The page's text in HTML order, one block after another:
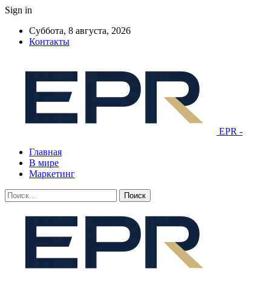
Sign in
Суббота, 8 августа, 2026
Контакты
EPR -
Главная
В мире
Маркетинг